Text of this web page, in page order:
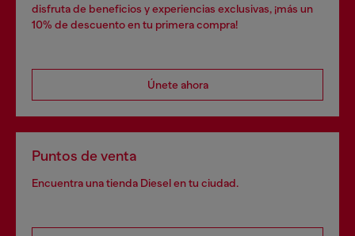
disfruta de beneficios y experiencias exclusivas, ¡más un
10% de descuento en tu primera compra!
Únete ahora
Puntos de venta
Encuentra una tienda Diesel en tu ciudad.